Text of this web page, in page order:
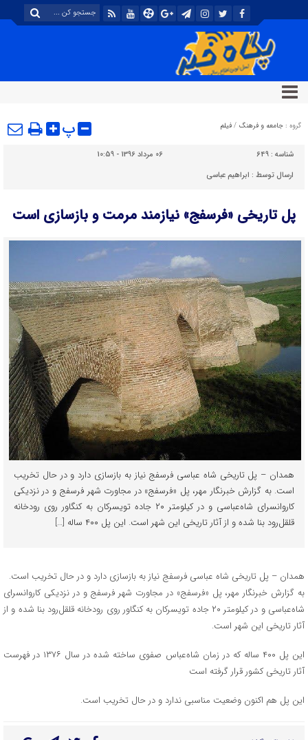
گروه : جامعه و فرهنگ / فیلم پ
شناسه : 649
06 مرداد 1396 - 10:59
ارسال توسط : ابراهیم عباسی
پل تاریخی «فرسفج» نیازمند مرمت و بازسازی است
همدان – پل تاریخی شاه عباسی فرسفج نیاز به بازسازی دارد و در حال تخریب
است. به گزارش خبرنگار مهر، پل «فرسفج» در مجاورت شهر فرسفج و در نزدیکی
کاروانسرای شاه‌عباسی و در کیلومتر ۲۰ جاده تویسرکان به کنگاور روی رودخانه
قلقل‌رود بنا شده‌ و از آثار تاریخی این شهر است. این پل ۴۰۰ ساله […]
همدان – پل تاریخی شاه عباسی فرسفج نیاز به بازسازی دارد و در حال تخریب است.
به گزارش خبرنگار مهر، پل «فرسفج» در مجاورت شهر فرسفج و در نزدیکی کاروانسرای
شاه‌عباسی و در کیلومتر ۲۰ جاده تویسرکان به کنگاور روی رودخانه قلقل‌رود بنا شده‌ و از
آثار تاریخی این شهر است.
این پل ۴۰۰ ساله که در زمان شاه‌عباس صفوی ساخته شده در سال ۱۳۷۶ در فهرست
آثار تاریخی کشور قرار گرفته است
این پل هم اکنون وضعیت مناسبی ندارد و در حال تخریب است.